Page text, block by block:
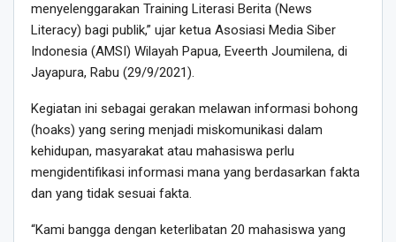
menyelenggarakan Training Literasi Berita (News
Literacy) bagi publik,” ujar ketua Asosiasi Media Siber
Indonesia (AMSI) Wilayah Papua, Eveerth Joumilena, di
Jayapura, Rabu (29/9/2021).
Kegiatan ini sebagai gerakan melawan informasi bohong
(hoaks) yang sering menjadi miskomunikasi dalam
kehidupan, masyarakat atau mahasiswa perlu
mengidentifikasi informasi mana yang berdasarkan fakta
dan yang tidak sesuai fakta.
“Kami bangga dengan keterlibatan 20 mahasiswa yang